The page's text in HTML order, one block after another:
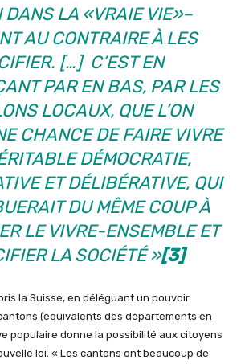
DANS LA «VRAIE VIE»–
AU CONTRAIRE À LES
[…] C’EST EN
PAR EN BAS, PAR LES
LOCAUX, QUE L’ON
CHANCE DE FAIRE VIVRE
DÉMOCRATIE,
ET DÉLIBÉRATIVE, QUI
DU MÊME COUP À
LE VIVRE-ENSEMBLE ET
LA SOCIÉTÉ »[3]
la Suisse, en déléguant un pouvoir
(équivalents des départements en
populaire donne la possibilité aux citoyens
loi. « Les cantons ont beaucoup de